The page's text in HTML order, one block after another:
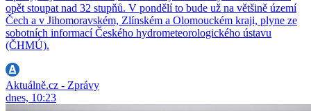
opět stoupat nad 32 stupňů. V pondělí to bude už na většině území
Čech a v Jihomoravském, Zlínském a Olomouckém kraji, plyne ze
sobotních informací Českého hydrometeorologického ústavu
(ČHMÚ).
Aktuálně.cz - Zprávy
dnes, 10:23